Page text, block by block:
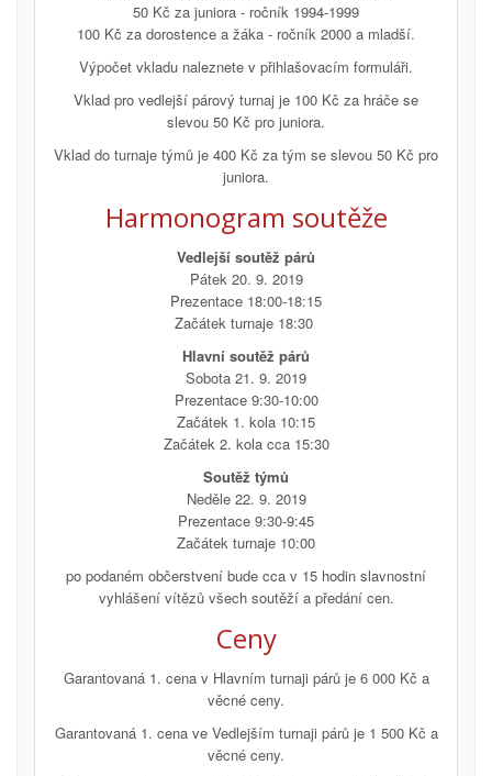
50 Kč za juniora - ročník 1994-1999
100 Kč za dorostence a žáka - ročník 2000 a mladší.
Výpočet vkladu naleznete v přihlašovacím formuláři.
Vklad pro vedlejší párový turnaj je 100 Kč za hráče se
slevou 50 Kč pro juniora.
Vklad do turnaje týmů je 400 Kč za tým se slevou 50 Kč pro
juniora.
Harmonogram soutěže
Vedlejší soutěž párů
Pátek 20. 9. 2019
Prezentace 18:00-18:15
Začátek turnaje 18:30
Hlavní soutěž párů
Sobota 21. 9. 2019
Prezentace 9:30-10:00
Začátek 1. kola 10:15
Začátek 2. kola cca 15:30
Soutěž týmů
Neděle 22. 9. 2019
Prezentace 9:30-9:45
Začátek turnaje 10:00
po podaném občerstvení bude cca v 15 hodin slavnostní
vyhlášení vítězů všech soutěží a předání cen.
Ceny
Garantovaná 1. cena v Hlavním turnaji párů je 6 000 Kč a
věcné ceny.
Garantovaná 1. cena ve Vedlejším turnaji párů je 1 500 Kč a
věcné ceny.